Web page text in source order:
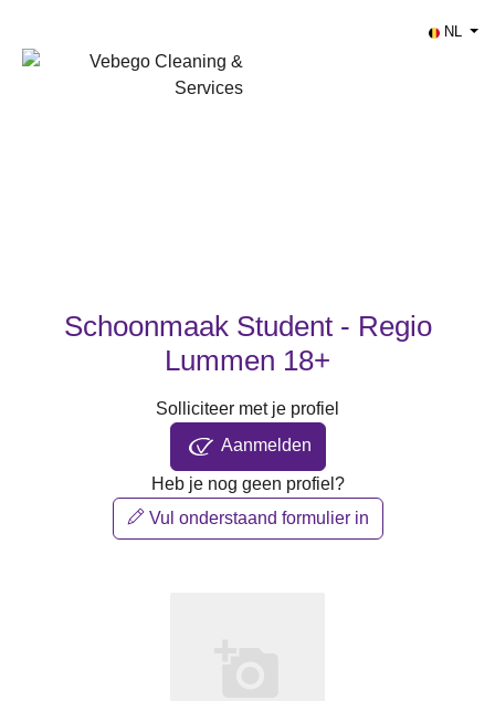
NL
Schoonmaak Student - Regio
Lummen 18+
Solliciteer met je profiel
Aanmelden
Heb je nog geen profiel?
Vul onderstaand formulier in